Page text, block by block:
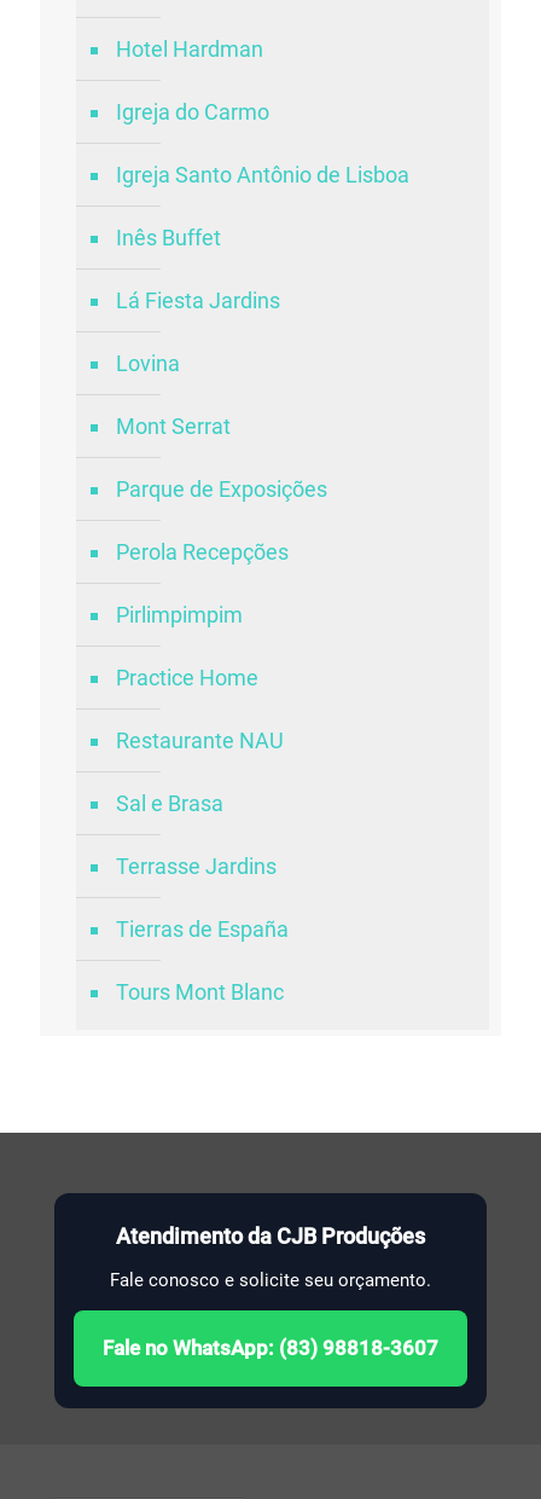
Hotel Hardman
Igreja do Carmo
Igreja Santo Antônio de Lisboa
Inês Buffet
Lá Fiesta Jardins
Lovina
Mont Serrat
Parque de Exposições
Perola Recepções
Pirlimpimpim
Practice Home
Restaurante NAU
Sal e Brasa
Terrasse Jardins
Tierras de España
Tours Mont Blanc
Atendimento da CJB Produções
Fale conosco e solicite seu orçamento.
Fale no WhatsApp: (83) 98818-3607